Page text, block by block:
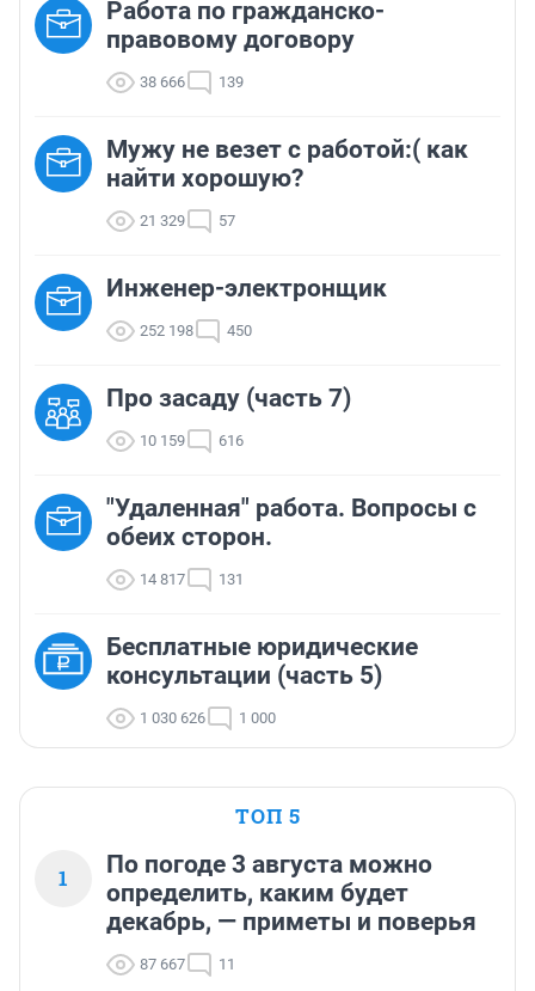
Работа по гражданско-
правовому договору
38 666 139
Мужу не везет с работой:( как
найти хорошую?
21 329 57
Инженер-электронщик
252 198 450
Про засаду (часть 7)
10 159 616
"Удаленная" работа. Вопросы с
обеих сторон.
14 817 131
Бесплатные юридические
консультации (часть 5)
1 030 626 1 000
ТОП 5
1
По погоде 3 августа можно
определить, каким будет
декабрь, — приметы и поверья
87 667 11